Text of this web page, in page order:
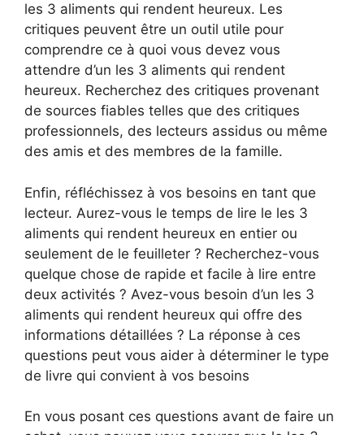
les 3 aliments qui rendent heureux. Les
critiques peuvent être un outil utile pour
comprendre ce à quoi vous devez vous
attendre d’un les 3 aliments qui rendent
heureux. Recherchez des critiques provenant
de sources fiables telles que des critiques
professionnels, des lecteurs assidus ou même
des amis et des membres de la famille.
Enfin, réfléchissez à vos besoins en tant que
lecteur. Aurez-vous le temps de lire le les 3
aliments qui rendent heureux en entier ou
seulement de le feuilleter ? Recherchez-vous
quelque chose de rapide et facile à lire entre
deux activités ? Avez-vous besoin d’un les 3
aliments qui rendent heureux qui offre des
informations détaillées ? La réponse à ces
questions peut vous aider à déterminer le type
de livre qui convient à vos besoins
En vous posant ces questions avant de faire un